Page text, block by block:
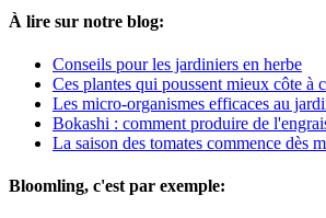
À lire sur notre blog:
Conseils pour les jardiniers en herbe
Ces plantes qui poussent mieux côte à
Les micro-organismes efficaces au
Bokashi : comment produire de
La saison des tomates commence dès
Bloomling, c'est par exemple: